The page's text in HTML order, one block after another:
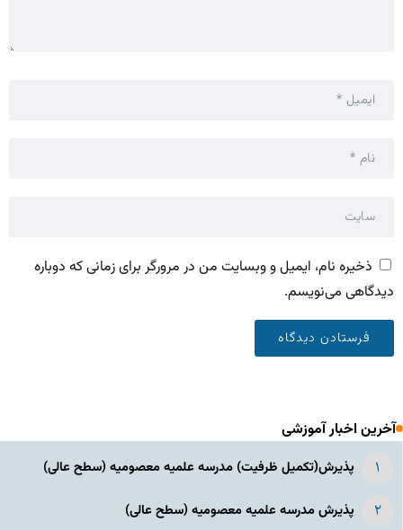
ذخیره نام، ایمیل و وبسایت من در مرورگر برای زمانی که دوباره
دیدگاهی می‌نویسم.
آخرین اخبار آموزشی
پذیرش(تکمیل ظرفیت) مدرسه علمیه معصومیه‌ (سطح عالی)
پذیرش مدرسه علمیه معصومیه‌ (سطح عالی)